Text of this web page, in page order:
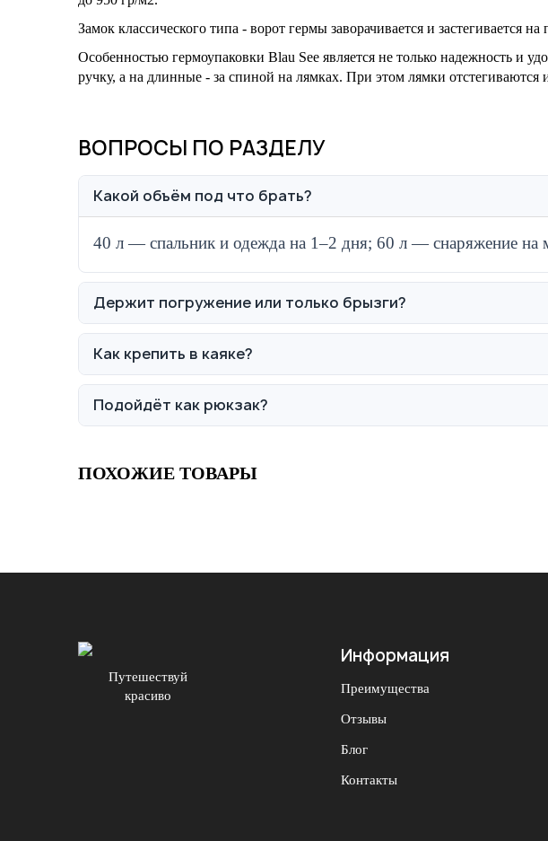
Замок классического типа - ворот гермы заворачивается и застегивается на
Особенностью гермоупаковки Blau See является не только надежность и
ручку, а на длинные - за спиной на лямках. При этом лямки
ВОПРОСЫ ПО РАЗДЕЛУ
Какой объём под что брать?
40 л — спальник и одежда на 1–2 дня; 60 л — снаряжение
Держит погружение или только брызги?
Как крепить в каяке?
Подойдёт как рюкзак?
ПОХОЖИЕ ТОВАРЫ
Путешествуй
красиво
Информация
Преимущества
Отзывы
Блог
Контакты